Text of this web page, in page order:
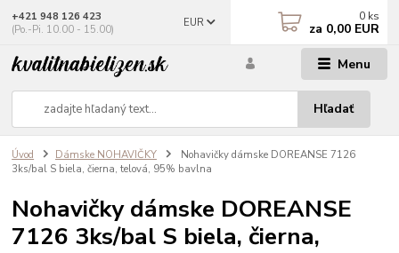
Menu
EUR
Hľadať
+421 948 126 423
(Po.-Pi. 10.00 - 15.00)
0 ks
za 0,00 EUR
Úvod Dámske NOHAVIČKY
Nohavičky dámske DOREANSE 7126
3ks/bal S biela, čierna, telová, 95% bavlna
Nohavičky dámske DOREANSE
7126 3ks/bal S biela, čierna,